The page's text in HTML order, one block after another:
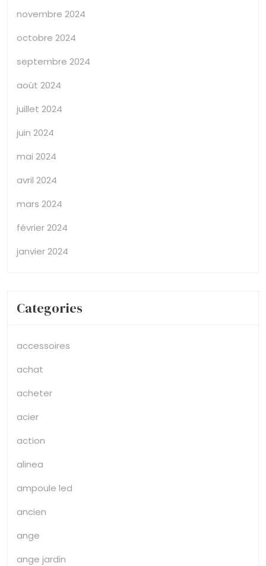
novembre 2024
octobre 2024
septembre 2024
août 2024
juillet 2024
juin 2024
mai 2024
avril 2024
mars 2024
février 2024
janvier 2024
Categories
accessoires
achat
acheter
acier
action
alinea
ampoule led
ancien
ange
ange jardin